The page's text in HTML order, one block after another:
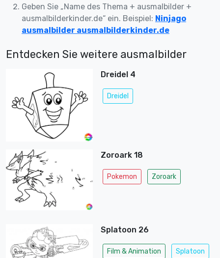
Geben Sie „Name des Thema + ausmalbilder +
ausmalbilderkinder.de“ ein. Beispiel: Ninjago
ausmalbilder ausmalbilderkinder.de
Entdecken Sie weitere ausmalbilder
Dreidel 4
Dreidel
Zoroark 18
Pokemon Zoroark
Splatoon 26
Film & Animation Splatoon